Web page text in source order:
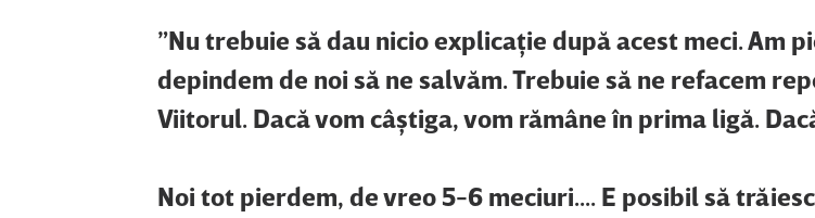
”Nu trebuie să dau nicio explicaţie după acest meci. Am
depindem de noi să ne salvăm. Trebuie să ne refacem
Viitorul. Dacă vom câştiga, vom rămâne în prima ligă.
Noi tot pierdem, de vreo 5-6 meciuri.... E posibil să